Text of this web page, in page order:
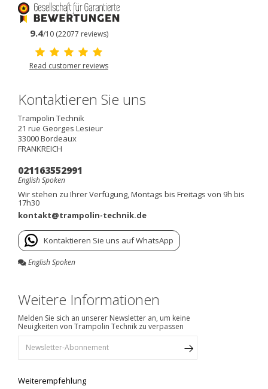
9.4/10 (22077 reviews)
Read customer reviews
Kontaktieren Sie uns
Trampolin Technik
21 rue Georges Lesieur
33000Bordeaux
FRANKREICH
021163552991
English Spoken
Wir stehen zu Ihrer Verfügung, Montags bis Freitags von 9h bis
17h30
kontakt@trampolin-technik.de
Kontaktieren Sie uns auf WhatsApp
English Spoken
Weitere Informationen
Melden Sie sich an unserer Newsletter an, um keine
Neuigkeiten von Trampolin Technik zu verpassen
Weiterempfehlung